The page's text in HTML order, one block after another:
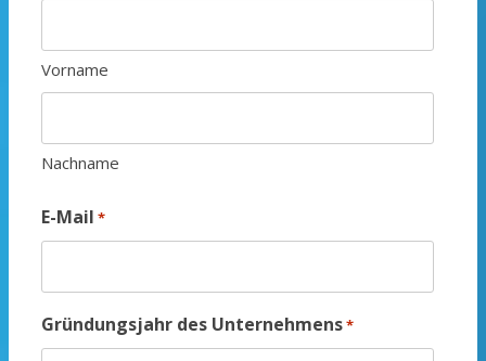
Vorname
Nachname
E-Mail *
Gründungsjahr des Unternehmens*